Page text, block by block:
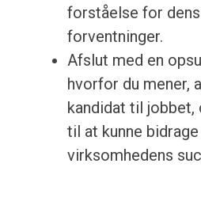
forståelse for
forventninger.
Afslut med en
hvorfor du mener,
kandidat til jobbet,
til at kunne
virksomhedens